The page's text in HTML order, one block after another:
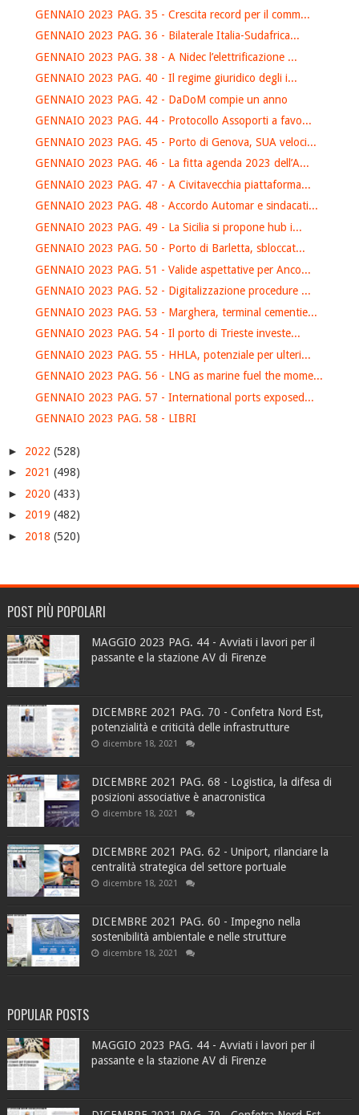
GENNAIO 2023 PAG. 35 - Crescita record per il comm...
GENNAIO 2023 PAG. 36 - Bilaterale Italia-Sudafrica...
GENNAIO 2023 PAG. 38 - A Nidec l’elettrificazione ...
GENNAIO 2023 PAG. 40 - Il regime giuridico degli i...
GENNAIO 2023 PAG. 42 - DaDoM compie un anno
GENNAIO 2023 PAG. 44 - Protocollo Assoporti a favo...
GENNAIO 2023 PAG. 45 - Porto di Genova, SUA veloci...
GENNAIO 2023 PAG. 46 - La fitta agenda 2023 dell’A...
GENNAIO 2023 PAG. 47 - A Civitavecchia piattaforma...
GENNAIO 2023 PAG. 48 - Accordo Automar e sindacati...
GENNAIO 2023 PAG. 49 - La Sicilia si propone hub i...
GENNAIO 2023 PAG. 50 - Porto di Barletta, sbloccat...
GENNAIO 2023 PAG. 51 - Valide aspettative per Anco...
GENNAIO 2023 PAG. 52 - Digitalizzazione procedure ...
GENNAIO 2023 PAG. 53 - Marghera, terminal cementie...
GENNAIO 2023 PAG. 54 - Il porto di Trieste investe...
GENNAIO 2023 PAG. 55 - HHLA, potenziale per ulteri...
GENNAIO 2023 PAG. 56 - LNG as marine fuel the mome...
GENNAIO 2023 PAG. 57 - International ports exposed...
GENNAIO 2023 PAG. 58 - LIBRI
► 2022 (528)
► 2021 (498)
► 2020 (433)
► 2019 (482)
► 2018 (520)
POST PIÙ POPOLARI
MAGGIO 2023 PAG. 44 - Avviati i lavori per il
passante e la stazione AV di Firenze
DICEMBRE 2021 PAG. 70 - Confetra Nord Est,
potenzialità e criticità delle infrastrutture
dicembre 18, 2021
DICEMBRE 2021 PAG. 68 - Logistica, la difesa di
posizioni associative è anacronistica
dicembre 18, 2021
DICEMBRE 2021 PAG. 62 - Uniport, rilanciare la
centralità strategica del settore portuale
dicembre 18, 2021
DICEMBRE 2021 PAG. 60 - Impegno nella
sostenibilità ambientale e nelle strutture
dicembre 18, 2021
POPULAR POSTS
MAGGIO 2023 PAG. 44 - Avviati i lavori per il
passante e la stazione AV di Firenze